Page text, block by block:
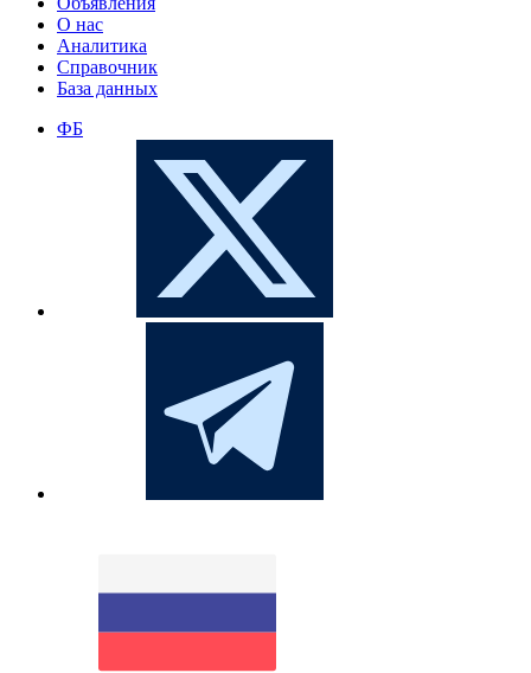
О нас
Аналитика
Справочник
База данных
ФБ